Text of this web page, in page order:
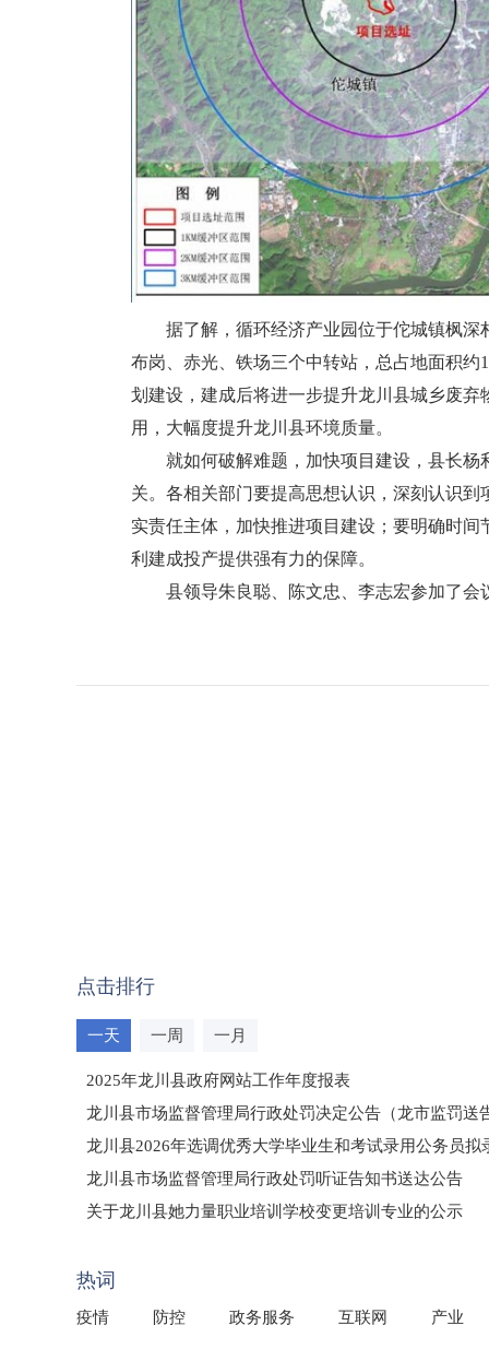
据了解，循环经济产业园位于佗城镇枫深
布岗、赤光、铁场三个中转站，总占地面积
划建设，建成后将进一步提升龙川县城乡废
用，大幅度提升龙川县环境质量。
就如何破解难题，加快项目建设，县长杨
关。各相关部门要提高思想认识，深刻认识
实责任主体，加快推进项目建设；要明确时
利建成投产提供强有力的保障。
县领导朱良聪、陈文忠、李志宏参加了会
点击排行
一天 一周 一月
2025年龙川县政府网站工作年度报表
龙川县市场监督管理局行政处罚决定公告（龙市监罚送
龙川县2026年选调优秀大学毕业生和考试录用公务员拟
龙川县市场监督管理局行政处罚听证告知书送达公告
（龙市监罚送告〔2026〕71号）
关于龙川县她力量职业培训学校变更培训专业的公示
热词
疫情 防控 政务服务 互联网 产业